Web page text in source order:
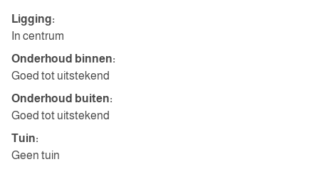
Ligging:
In centrum
Onderhoud binnen:
Goed tot uitstekend
Onderhoud buiten:
Goed tot uitstekend
Tuin:
Geen tuin